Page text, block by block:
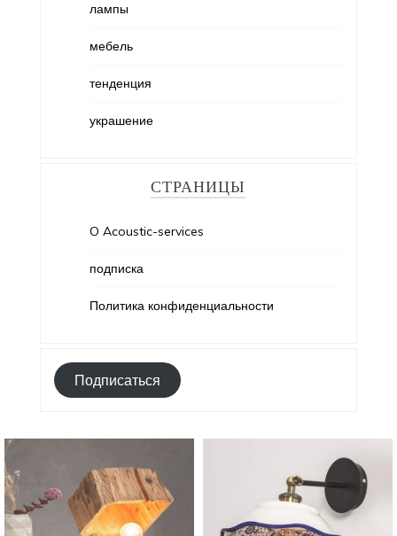
лампы
мебель
тенденция
украшение
СТРАНИЦЫ
O Acoustic-services
подписка
Политика конфиденциальности
Подписаться